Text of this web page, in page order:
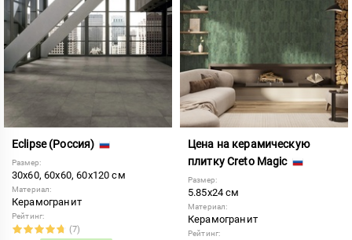
Eclipse (Россия)
Размер:
30x60, 60x60, 60x120 см
Материал:
Керамогранит
Рейтинг:
(7)
Цена на керамическую
плитку Creto Magic
Размер:
5.85x24 см
Материал:
Керамогранит
Рейтинг: